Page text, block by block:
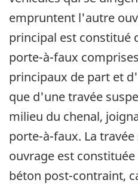
empruntent l'autre
principal est constitué
porte-à-faux
principaux de part et
que d'une travée
milieu du chenal,
porte-à-faux. La
ouvrage est
béton post-contraint,